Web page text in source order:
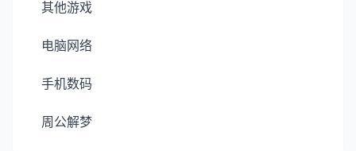
其他游戏
电脑网络
手机数码
周公解梦